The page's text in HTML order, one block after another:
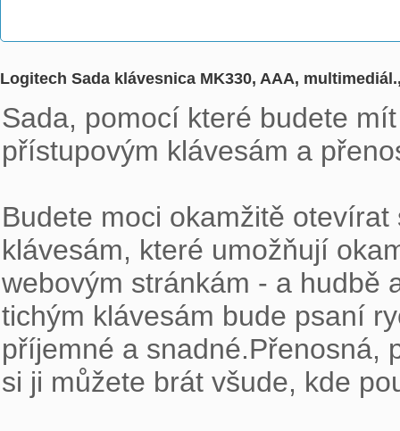
Logitech Sada klávesnica MK330, AAA,
Sada, pomocí které budete
přístupovým klávesám a
Budete moci okamžitě
klávesám, které umožňují
webovým stránkám - a hudbě
tichým klávesám bude psaní
příjemné a snadné.Přenosná,
si ji můžete brát všude, kde